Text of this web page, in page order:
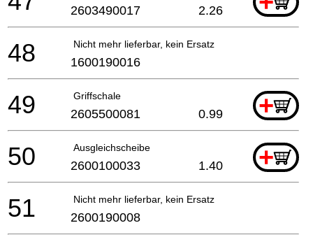
2603490017 2.26
Nicht mehr lieferbar, kein Ersatz
48 1600190016
Griffschale +
49 2605500081 0.99
Ausgleichscheibe +
50 2600100033 1.40
Nicht mehr lieferbar, kein Ersatz
51 2600190008